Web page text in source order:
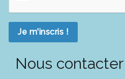
Je m'inscris !
Nous contacter